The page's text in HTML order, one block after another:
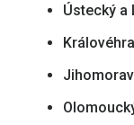
Ústecký a